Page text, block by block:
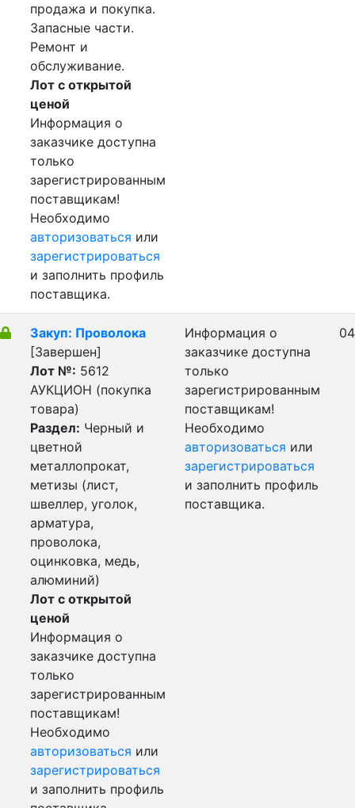
продажа и покупка.
Запасные части.
Ремонт и
обслуживание.
Лот с открытой
ценой
Информация о
заказчике доступна
только
зарегистрированным
поставщикам!
Необходимо
авторизоваться или
зарегистрироваться
и заполнить профиль
поставщика.
Закуп: Проволока
[Завершен]
Лот №: 5612
АУКЦИОН (покупка
товара)
Раздел: Черный и
цветной
металлопрокат,
метизы (лист,
швеллер, уголок,
арматура,
проволока,
оцинковка, медь,
алюминий)
Лот с открытой
ценой
Информация о
заказчике доступна
только
зарегистрированным
поставщикам!
Необходимо
авторизоваться или
зарегистрироваться
и заполнить профиль
Информация о
заказчике доступна
только
зарегистрированным
поставщикам!
Необходимо
авторизоваться или
зарегистрироваться
и заполнить профиль
поставщика.